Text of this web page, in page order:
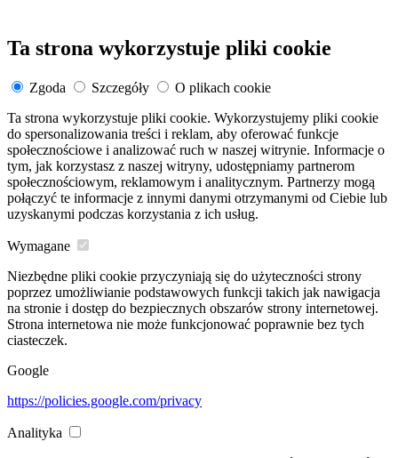
Ta strona wykorzystuje pliki cookie
Zgoda Szczegóły
O plikach cookie
Ta strona wykorzystuje pliki cookie. Wykorzystujemy pliki cookie
do spersonalizowania treści i reklam, aby oferować funkcje
społecznościowe i analizować ruch w naszej witrynie. Informacje o
tym, jak korzystasz z naszej witryny, udostępniamy partnerom
społecznościowym, reklamowym i analitycznym. Partnerzy mogą
połączyć te informacje z innymi danymi otrzymanymi od Ciebie lub
uzyskanymi podczas korzystania z ich usług.
Wymagane
Niezbędne pliki cookie przyczyniają się do użyteczności strony
poprzez umożliwianie podstawowych funkcji takich jak nawigacja
na stronie i dostęp do bezpiecznych obszarów strony internetowej.
Strona internetowa nie może funkcjonować poprawnie bez tych
ciasteczek.
Google
https://policies.google.com/privacy
Analityka